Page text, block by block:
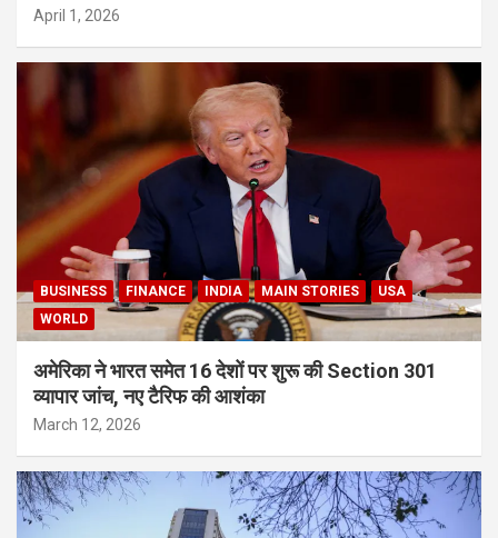
April 1, 2026
BUSINESS FINANCE INDIA MAIN STORIES
USA
WORLD
अमेरिका ने भारत समेत 16 देशों पर शुरू की Section 301
व्यापार जांच, नए टैरिफ की आशंका
March 12, 2026